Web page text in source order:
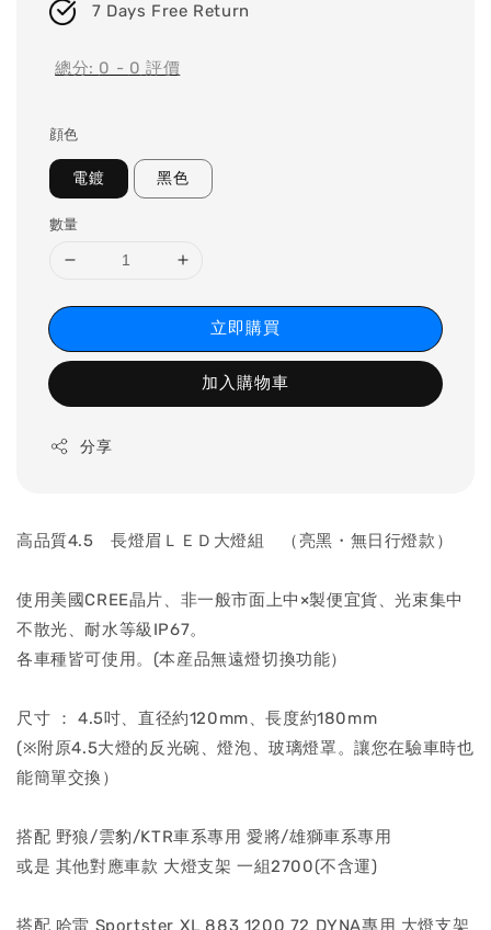
7 Days Free Return
總分: 0 - 0 評價
顔色
電鍍 黑色
數量
立即購買
加入購物車
分享
高品質4.5 長燈眉ＬＥＤ大燈組 （亮黑・無日行燈款）
使用美國CREE晶片、非一般市面上中×製便宜貨、光束集中
不散光、耐水等級IP67。
各車種皆可使用。(本産品無遠燈切換功能）
尺寸 ： 4.5吋、直径約120mm、長度約180mm
(※附原4.5大燈的反光碗、燈泡、玻璃燈罩。讓您在驗車時也
能簡單交換）
搭配 野狼/雲豹/KTR車系專用 愛將/雄獅車系專用
或是 其他對應車款 大燈支架 一組2700(不含運)
搭配 哈雷 Sportster XL 883 1200 72 DYNA專用 大燈支架